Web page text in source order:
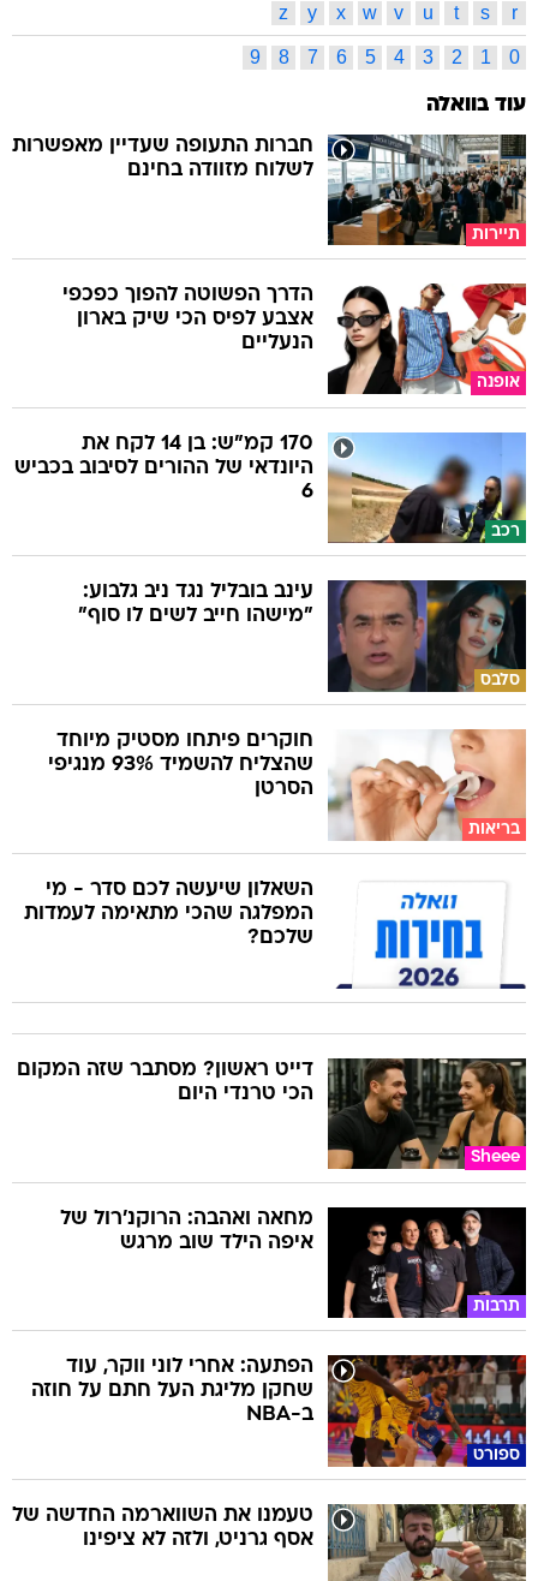
r
s
t
u
v
w
x
y
z
0
1
2
3
4
5
6
7
8
9
עוד בוואלה
תיירות
חברות התעופה שעדיין מאפשרות
לשלוח מזוודה בחינם
אופנה
הדרך הפשוטה להפוך כפכפי
אצבע לפיס הכי שיק בארון
הנעליים
רכב
170 קמ"ש: בן 14 לקח את
היונדאי של ההורים לסיבוב בכביש
6
סלבס
עינב בובליל נגד ניב גלבוע:
"מישהו חייב לשים לו סוף"
בריאות
חוקרים פיתחו מסטיק מיוחד
שהצליח להשמיד 93% מנגיפי
הסרטן
השאלון שיעשה לכם סדר - מי
המפלגה שהכי מתאימה לעמדות
שלכם?
Sheee
דייט ראשון? מסתבר שזה המקום
הכי טרנדי היום
תרבות
מחאה ואהבה: הרוקנ'רול של
איפה הילד שוב מרגש
ספורט
הפתעה: אחרי לוני ווקר, עוד
שחקן מליגת העל חתם על חוזה
ב-NBA
טעמנו את השווארמה החדשה של
אסף גרניט, ולזה לא ציפינו